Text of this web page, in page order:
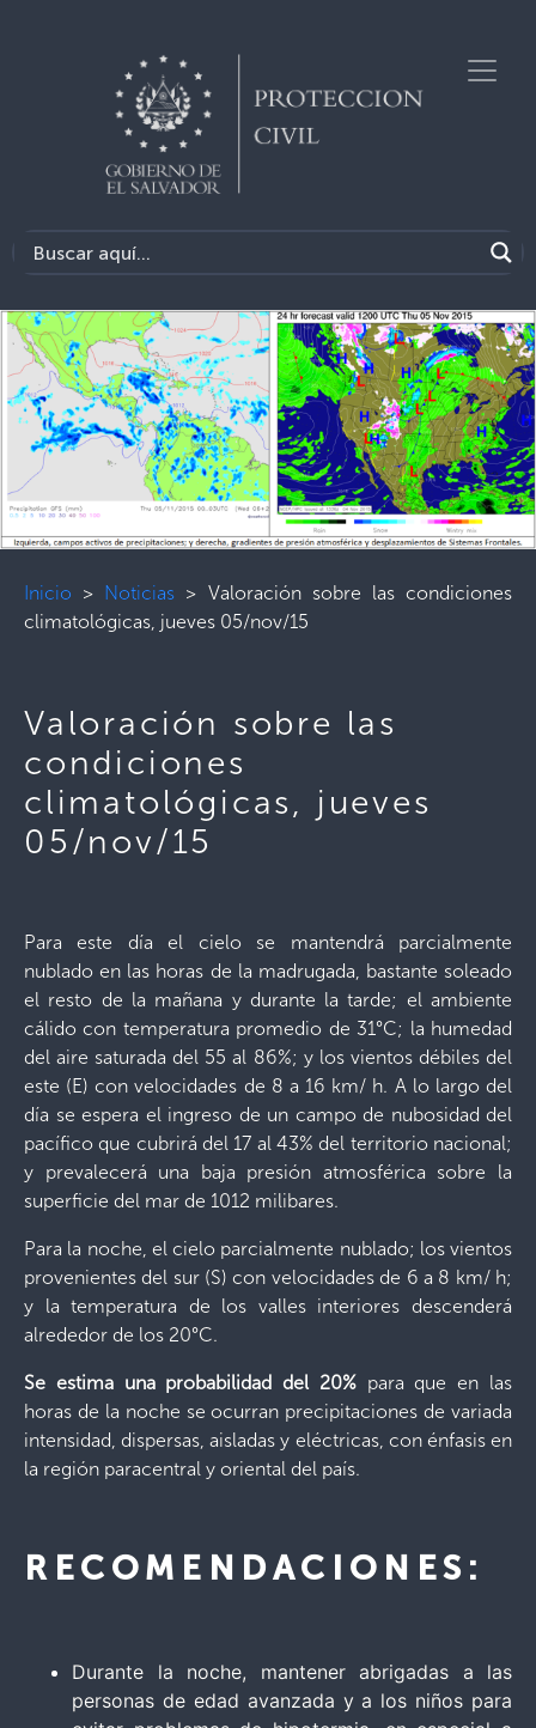
Inicio > Noticias > Valoración sobre las condiciones
climatológicas, jueves 05/nov/15
Valoración sobre las
condiciones
climatológicas, jueves
05/nov/15
Para este día el cielo se mantendrá parcialmente
nublado en las horas de la madrugada, bastante soleado
el resto de la mañana y durante la tarde; el ambiente
cálido con temperatura promedio de 31°C; la humedad
del aire saturada del 55 al 86%; y los vientos débiles del
este (E) con velocidades de 8 a 16 km/ h. A lo largo del
día se espera el ingreso de un campo de nubosidad del
pacífico que cubrirá del 17 al 43% del territorio nacional;
y prevalecerá una baja presión atmosférica sobre la
superficie del mar de 1012 milibares.
Para la noche, el cielo parcialmente nublado; los vientos
provenientes del sur (S) con velocidades de 6 a 8 km/ h;
y la temperatura de los valles interiores descenderá
alrededor de los 20°C.
Se estima una probabilidad del 20%para que en las
horas de la noche se ocurran precipitaciones de variada
intensidad, dispersas, aisladas y eléctricas, con énfasis en
la región paracentral y oriental del país.
RECOMENDACIONES:
Durante la noche, mantener abrigadas a las
personas de edad avanzada y a los niños para